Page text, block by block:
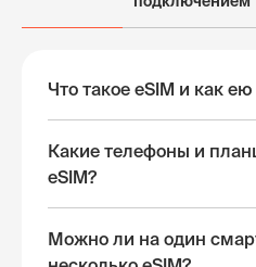
Что такое eSIM и как
Какие телефоны и
eSIM?
Можно ли на один